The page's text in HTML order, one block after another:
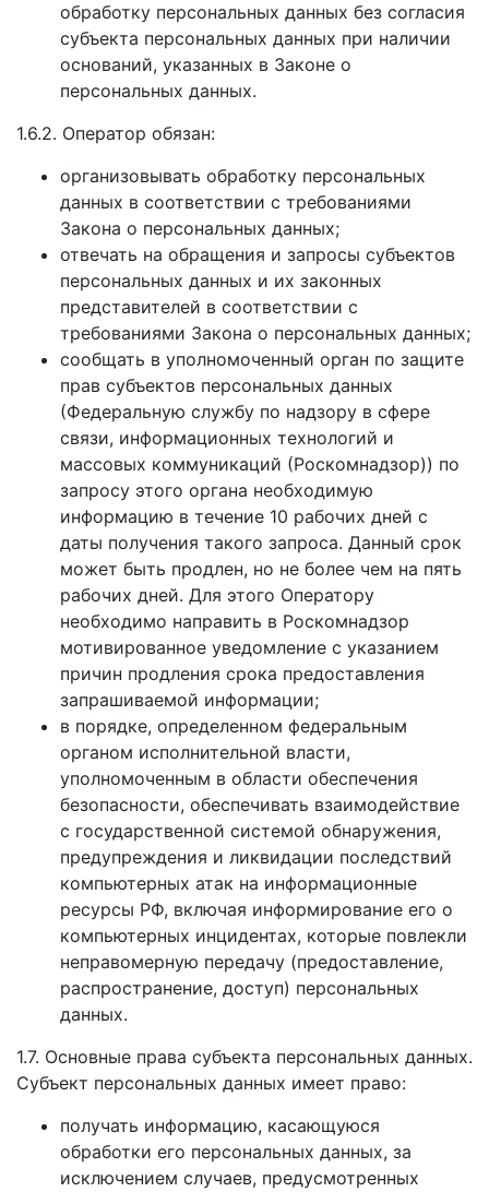
обработку персональных данных без согласия
субъекта персональных данных при наличии
оснований, указанных в Законе о
персональных данных.
1.6.2. Оператор обязан:
организовывать обработку персональных
данных в соответствии с требованиями
Закона о персональных данных;
отвечать на обращения и запросы субъектов
персональных данных и их законных
представителей в соответствии с
требованиями Закона о персональных данных;
сообщать в уполномоченный орган по защите
прав субъектов персональных данных
(Федеральную службу по надзору в сфере
связи, информационных технологий и
массовых коммуникаций (Роскомнадзор)) по
запросу этого органа необходимую
информацию в течение 10 рабочих дней с
даты получения такого запроса. Данный срок
может быть продлен, но не более чем на пять
рабочих дней. Для этого Оператору
необходимо направить в Роскомнадзор
мотивированное уведомление с указанием
причин продления срока предоставления
запрашиваемой информации;
в порядке, определенном федеральным
органом исполнительной власти,
уполномоченным в области обеспечения
безопасности, обеспечивать взаимодействие
с государственной системой обнаружения,
предупреждения и ликвидации последствий
компьютерных атак на информационные
ресурсы РФ, включая информирование его о
компьютерных инцидентах, которые повлекли
неправомерную передачу (предоставление,
распространение, доступ) персональных
данных.
1.7. Основные права субъекта персональных данных.
Субъект персональных данных имеет право:
получать информацию, касающуюся
обработки его персональных данных, за
исключением случаев, предусмотренных